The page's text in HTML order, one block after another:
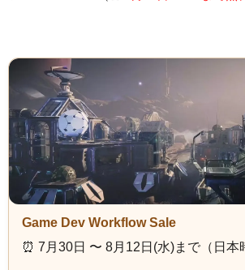
Game Dev Workflow Sale
⏰️ 7月30日 〜 8月12日(水)まで（日本